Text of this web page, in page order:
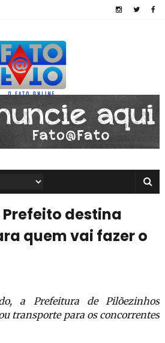
Prefeito destina
quem vai fazer o
a Prefeitura de Pilõezinhos
transporte para os concorrentes